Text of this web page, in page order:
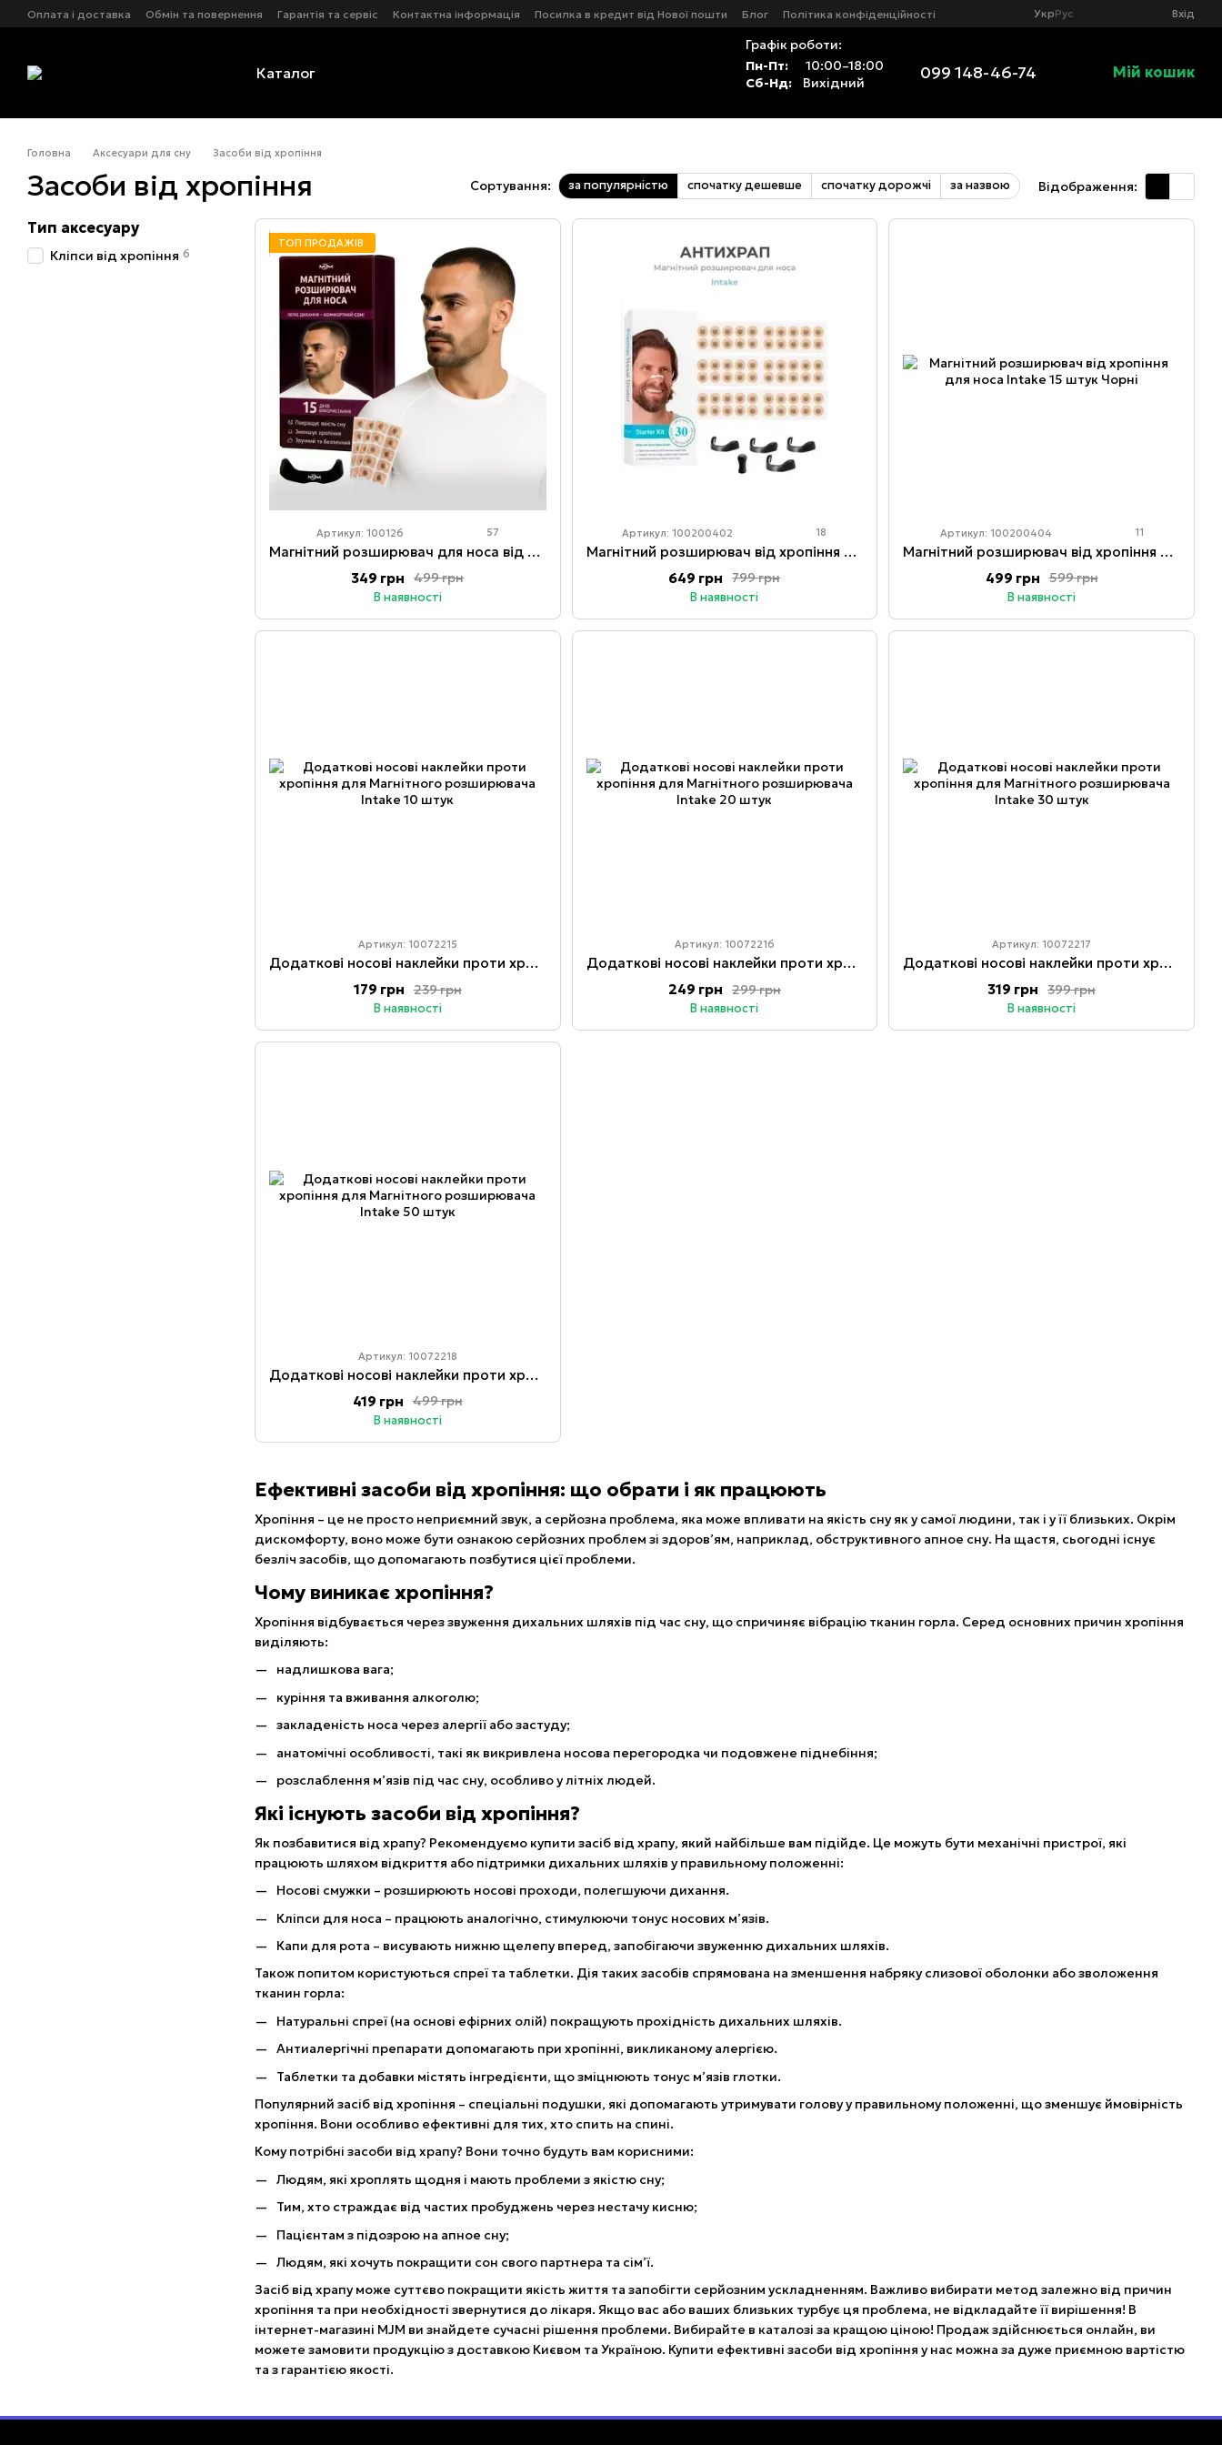
Перейти до основного контенту
Оплата і доставка Обмін та повернення Гарантія та сервіс Контактна інформація Посилка в кредит від Нової пошти Блог
Політика конфіденційності
Оферта
УкрРус Вхід
Каталог
Графік роботи:
Пн-Пт:
10:00–18:00
Сб-Нд:
Вихідний 099 148-46-74 Мій кошик
Головна Аксесуари для сну Засоби від хропіння
Засоби від хропіння Сортування: за популярністю спочатку дешевше спочатку дорожчі за назвою Відображення:
Ефективні засоби від хропіння: що обрати і як працюють
Хропіння – це не просто неприємний звук, а серйозна проблема, яка може впливати на якість сну як у самої людини, так і у її близьких. Окрім
дискомфорту, воно може бути ознакою серйозних проблем зі здоров’ям, наприклад, обструктивного апное сну. На щастя, сьогодні існує
безліч засобів, що допомагають позбутися цієї проблеми.
Чому виникає хропіння?
Хропіння відбувається через звуження дихальних шляхів під час сну, що спричиняє вібрацію тканин горла. Серед основних причин хропіння
виділяють:
надлишкова вага;
куріння та вживання алкоголю;
закладеність носа через алергії або застуду;
анатомічні особливості, такі як викривлена носова перегородка чи подовжене піднебіння;
розслаблення м’язів під час сну, особливо у літніх людей.
Які існують засоби від хропіння?
Як позбавитися від храпу? Рекомендуємо купити засіб від храпу, який найбільше вам підійде. Це можуть бути механічні пристрої, які
працюють шляхом відкриття або підтримки дихальних шляхів у правильному положенні:
Носові смужки – розширюють носові проходи, полегшуючи дихання.
Кліпси для носа – працюють аналогічно, стимулюючи тонус носових м’язів.
Капи для рота – висувають нижню щелепу вперед, запобігаючи звуженню дихальних шляхів.
Також попитом користуються спреї та таблетки. Дія таких засобів спрямована на зменшення набряку слизової оболонки або зволоження
тканин горла:
Натуральні спреї (на основі ефірних олій) покращують прохідність дихальних шляхів.
Антиалергічні препарати допомагають при хропінні, викликаному алергією.
Таблетки та добавки містять інгредієнти, що зміцнюють тонус м’язів глотки.
Популярний засіб від хропіння – спеціальні подушки, які допомагають утримувати голову у правильному положенні, що зменшує ймовірність
хропіння. Вони особливо ефективні для тих, хто спить на спині.
Кому потрібні засоби від храпу? Вони точно будуть вам корисними:
Людям, які хроплять щодня і мають проблеми з якістю сну;
Тим, хто страждає від частих пробуджень через нестачу кисню;
Пацієнтам з підозрою на апное сну;
Людям, які хочуть покращити сон свого партнера та сім’ї.
Засіб від храпу може суттєво покращити якість життя та запобігти серйозним ускладненням. Важливо вибирати метод залежно від причин
хропіння та при необхідності звернутися до лікаря. Якщо вас або ваших близьких турбує ця проблема, не відкладайте її вирішення! В
інтернет-магазині MJM ви знайдете сучасні рішення проблеми. Вибирайте в каталозі за кращою ціною! Продаж здійснюється онлайн, ви
можете замовити продукцію з доставкою Києвом та Україною. Купити ефективні засоби від хропіння у нас можна за дуже приємною вартістю
та з гарантією якості.
ТОП ПРОДАЖІВ
Артикул: 100126 57
Магнітний розширювач для носа від хропіння MJM на 15 днів (Black)
499 грн
349 грн
В наявності
Артикул: 100200402 18
Магнітний розширювач від хропіння для носа Intake 30 штук Чорні
799 грн
649 грн
В наявності
Артикул: 100200404 11
Магнітний розширювач від хропіння для носа Intake 15 штук Чорні
599 грн
499 грн
В наявності
Артикул: 10072215
Додаткові носові наклейки проти хропіння для Магнітного розширювача Intake 10 штук
239 грн
179 грн
В наявності
Артикул: 10072216
Додаткові носові наклейки проти хропіння для Магнітного розширювача Intake 20 штук
299 грн
249 грн
В наявності
Артикул: 10072217
Додаткові носові наклейки проти хропіння для Магнітного розширювача Intake 30 штук
399 грн
319 грн
В наявності
Артикул: 10072218
Додаткові носові наклейки проти хропіння для Магнітного розширювача Intake 50 штук
499 грн
419 грн
В наявності
Тип аксесуару
Кліпси від хропіння 6